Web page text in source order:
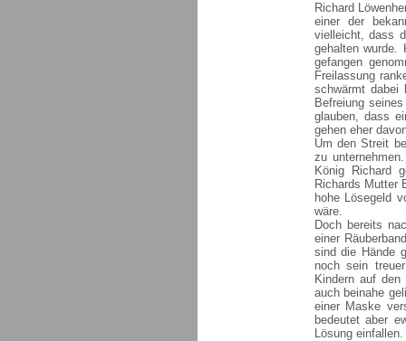
Richard
einer der
vielleicht, dass
gehalten wurde.
gefangen
Freilassung
schwärmt dabei
Befreiung
glauben, dass
gehen eher
Um den Streit
zu
König Richard
Richards Mutter
hohe Lösegeld
wäre.
Doch bereits
einer
sind die Hände
noch sein
Kindern auf
auch beinahe
einer Maske
bedeutet aber
Lösung einfallen.